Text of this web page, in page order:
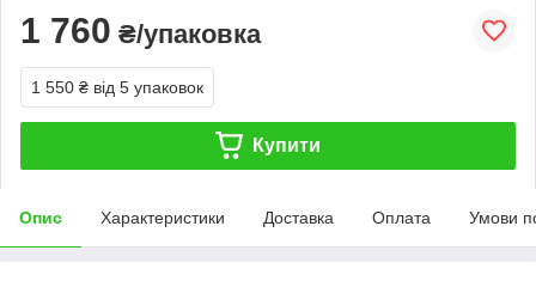
1 760 ₴/упаковка
1 550 ₴ від 5 упаковок
Купити
Опис Характеристики Доставка Оплата Умови